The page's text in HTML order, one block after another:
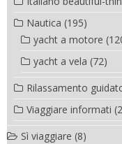
Nautica (195)
yacht a motore
yacht a vela (72)
Rilassamento
Viaggiare informati
Sì viaggiare (8)